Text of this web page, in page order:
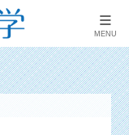
≡
MENU